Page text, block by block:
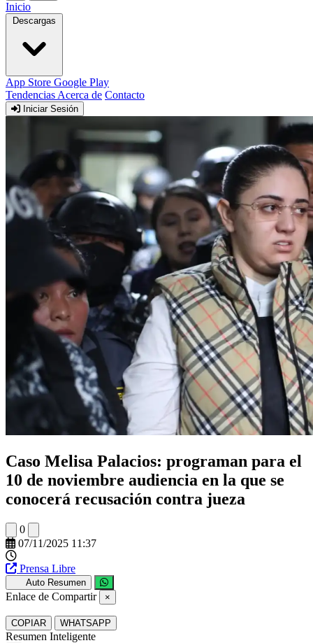
Inicio
Descargas
App Store Google Play
Tendencias Acerca de Contacto
Iniciar Sesión
Caso Melisa Palacios: programan para el
10 de noviembre audiencia en la que se
conocerá recusación contra jueza
0
07/11/2025 11:37
Prensa Libre
Auto Resumen
Enlace de Compartir ×
COPIAR WHATSAPP
Resumen Inteligente